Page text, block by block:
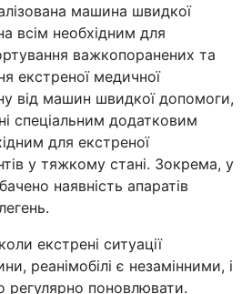
машина швидкої
всім необхідним для
важкопоранених та
екстреної медичної
від машин швидкої допомоги,
спеціальним додатковим
для екстреної
у тяжкому стані. Зокрема, у
наявність апаратів
екстрені ситуації
реанімобілі є незамінними, і
регулярно поновлювати.